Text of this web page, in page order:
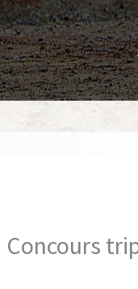
Concours